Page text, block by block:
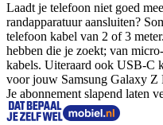
Laadt je telefoon niet goed
randapparatuur aansluiten?
telefoon kabel van 2 of 3
hebben die je zoekt; van
kabels. Uiteraard ook USB-C
voor jouw Samsung Galaxy Z
Je abonnement slapend laten